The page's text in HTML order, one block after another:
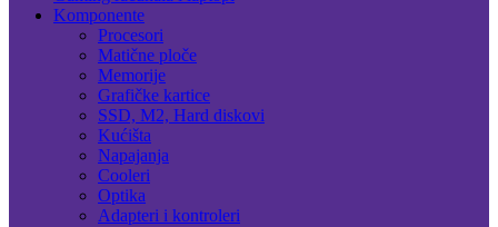
Komponente
Procesori
Matične ploče
Memorije
Grafičke kartice
SSD, M2, Hard diskovi
Kućišta
Napajanja
Cooleri
Optika
Adapteri i kontroleri